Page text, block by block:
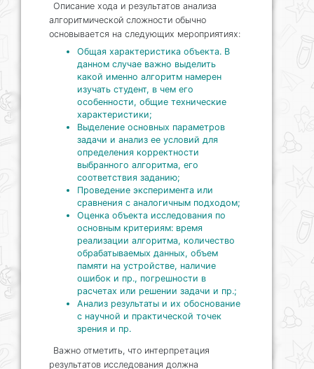
Описание хода и результатов анализа
алгоритмической сложности обычно
основывается на следующих мероприятиях:
Общая характеристика объекта. В
данном случае важно выделить
какой именно алгоритм намерен
изучать студент, в чем его
особенности, общие технические
характеристики;
Выделение основных параметров
задачи и анализ ее условий для
определения корректности
выбранного алгоритма, его
соответствия заданию;
Проведение эксперимента или
сравнения с аналогичным подходом;
Оценка объекта исследования по
основным критериям: время
реализации алгоритма, количество
обрабатываемых данных, объем
памяти на устройстве, наличие
ошибок и пр., погрешности в
расчетах или решении задачи и пр.;
Анализ результаты и их обоснование
с научной и практической точек
зрения и пр.
Важно отметить, что интерпретация
результатов исследования должна